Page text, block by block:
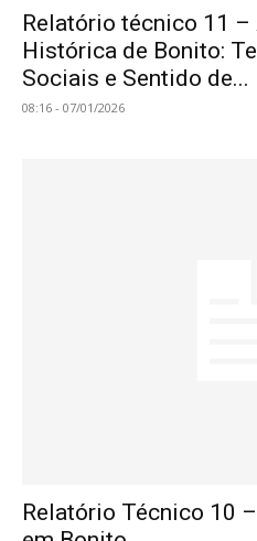
Relatório técnico 11 –
Histórica de Bonito:
Sociais e Sentido de...
08:16 - 07/01/2026
Relatório Técnico 10